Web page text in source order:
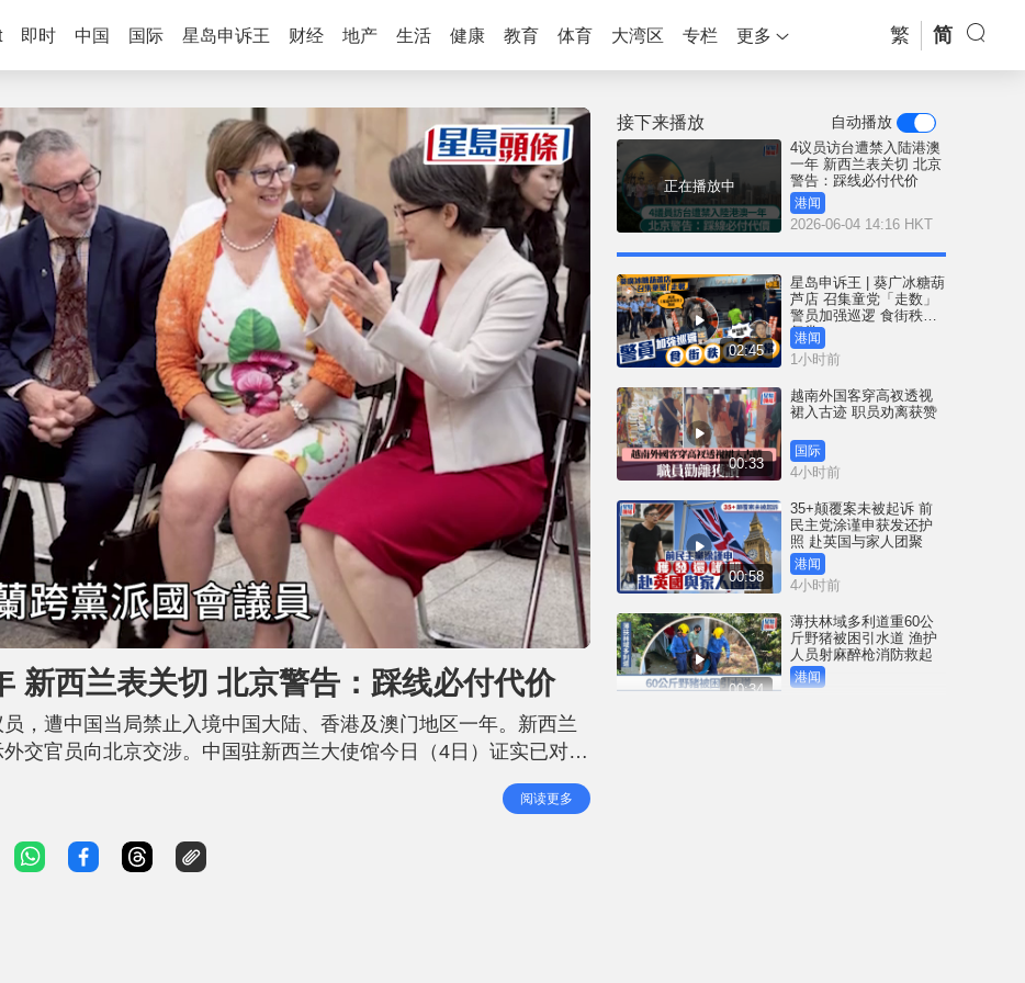
即时 中国 国际 星岛申诉王 财经 地产 生活 健康 教育 体育 大湾区 专栏 更多 繁 简
新西兰表关切 北京警告：踩线必付代价
，遭中国当局禁止入境中国大陆、香港及澳门地区一年。新西兰
交官员向北京交涉。中国驻新西兰大使馆今日（4日）证实已对相
中国内政，并警告在台湾问题上「踩线越界必将付出代价」。 新
驱报》报道，面临入境禁令的四名新西兰国会议员，分别为执政
阅读更多
接下来播放 自动播放
正在播放中
4议员访台遭禁入陆港澳
一年 新西兰表关切 北京
警告：踩线必付代价
港闻
2026-06-04 14:16 HKT
02:45
星岛申诉王 | 葵广冰糖葫
芦店 召集童党「走数」
警员加强巡逻 食街秩序
复常
港闻
1小时前
00:33
越南外国客穿高衩透视
裙入古迹 职员劝离获赞
国际
4小时前
00:58
35+颠覆案未被起诉 前
民主党涂谨申获发还护
照 赴英国与家人团聚
港闻
4小时前
00:34
薄扶林域多利道重60公
斤野猪被困引水道 渔护
人员射麻醉枪消防救起
港闻